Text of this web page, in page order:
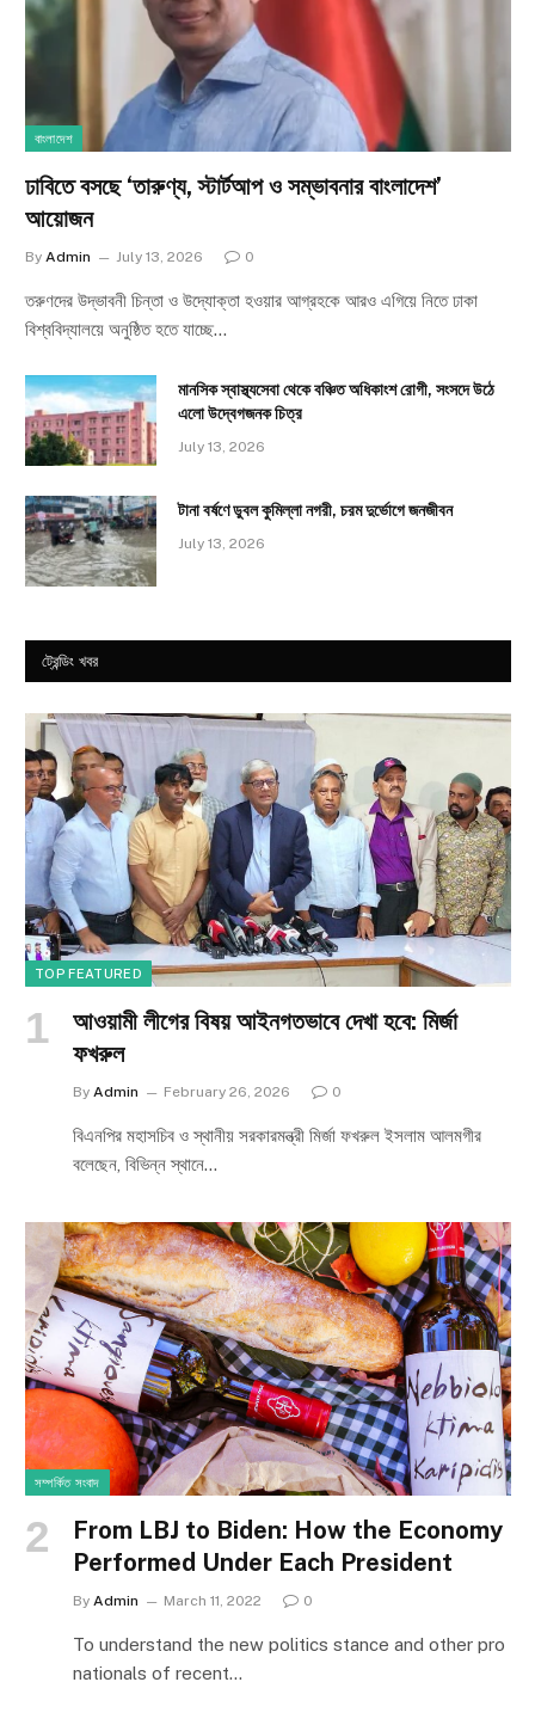
বাংলাদেশ
ঢাবিতে বসছে ‘তারুণ্য, স্টার্টআপ ও সম্ভাবনার বাংলাদেশ’
আয়োজন
By Admin July 13, 2026 0
তরুণদের উদ্ভাবনী চিন্তা ও উদ্যোক্তা হওয়ার আগ্রহকে আরও এগিয়ে নিতে ঢাকা
বিশ্ববিদ্যালয়ে অনুষ্ঠিত হতে যাচ্ছে…
মানসিক স্বাস্থ্যসেবা থেকে বঞ্চিত অধিকাংশ রোগী, সংসদে উঠে
এলো উদ্বেগজনক চিত্র
July 13, 2026
টানা বর্ষণে ডুবল কুমিল্লা নগরী, চরম দুর্ভোগে জনজীবন
July 13, 2026
ট্রেন্ডিং খবর
TOP FEATURED
আওয়ামী লীগের বিষয় আইনগতভাবে দেখা হবে: মির্জা
ফখরুল
By Admin February 26, 2026 0
বিএনপির মহাসচিব ও স্থানীয় সরকারমন্ত্রী মির্জা ফখরুল ইসলাম আলমগীর
বলেছেন, বিভিন্ন স্থানে…
সম্পর্কিত সংবাদ
From LBJ to Biden: How the Economy
Performed Under Each President
By Admin March 11, 2022 0
To understand the new politics stance and other pro
nationals of recent…